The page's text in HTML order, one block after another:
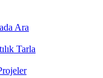
Ara
Tarla